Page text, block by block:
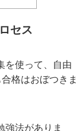
セス
を使って、自由
格はおぼつきま
強法がありま